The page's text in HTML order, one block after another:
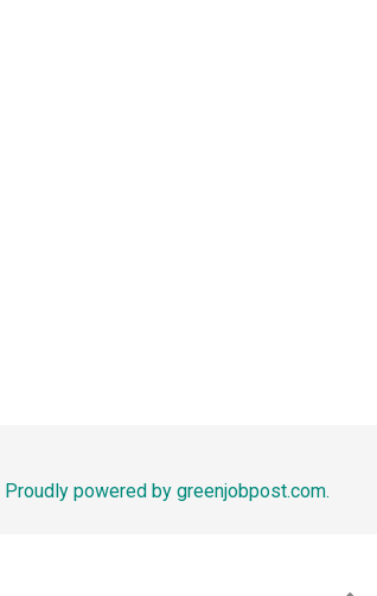
Proudly powered by greenjobpost.com.